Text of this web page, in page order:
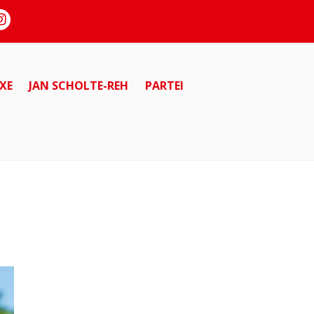
JAN SCHOLTE-REH PARTEI